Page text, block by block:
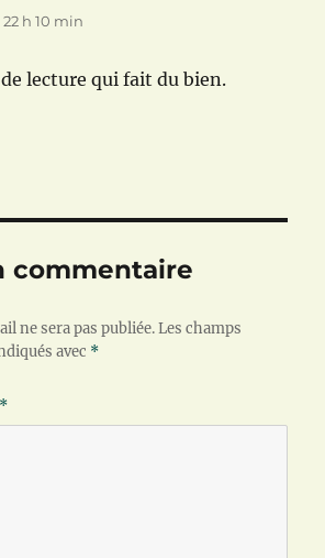
22 h 10 min
lecture qui fait du bien.
commentaire
ne sera pas publiée. Les champs
avec *
*